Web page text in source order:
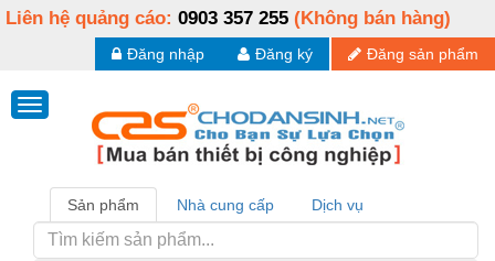
Liên hệ quảng cáo: 0903 357 255 (Không bán hàng)
Đăng sản phẩm
Đăng ký
Đăng nhập
Sản phẩm Nhà cung cấp Dịch vụ